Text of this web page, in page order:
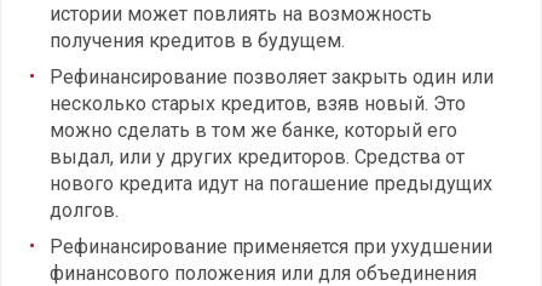
истории может повлиять на возможность
получения кредитов в будущем.
Рефинансирование позволяет закрыть один или
несколько старых кредитов, взяв новый. Это
можно сделать в том же банке, который его
выдал, или у других кредиторов. Средства от
нового кредита идут на погашение предыдущих
долгов.
Рефинансирование применяется при ухудшении
финансового положения или для объединения